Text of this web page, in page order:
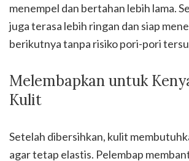
menempel dan bertahan lebih lama.
juga terasa lebih ringan dan siap
berikutnya tanpa risiko pori-pori
Melembapkan untuk
Kulit
Setelah dibersihkan, kulit
agar tetap elastis. Pelembap